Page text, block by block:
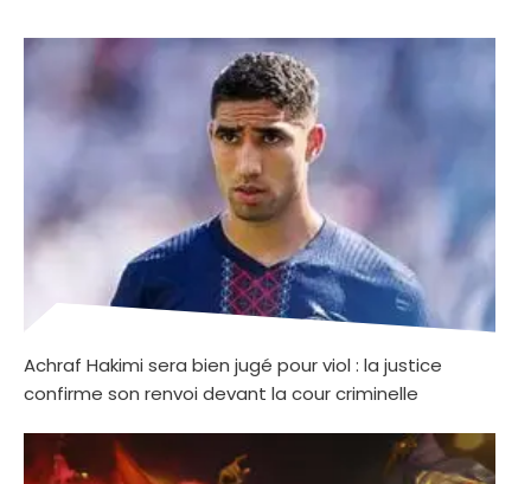
Achraf Hakimi sera bien jugé pour viol : la justice
confirme son renvoi devant la cour criminelle